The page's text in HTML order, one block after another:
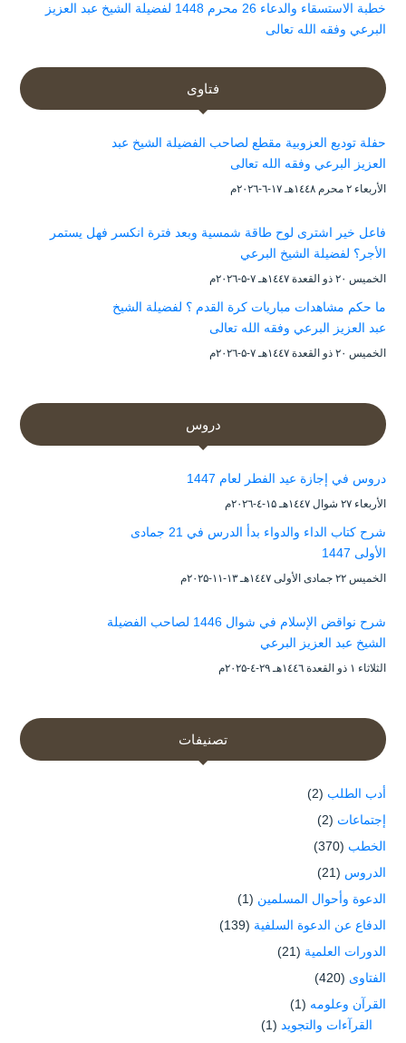
خطبة الاستسقاء والدعاء 26 محرم 1448 لفضيلة الشيخ عبد العزيز
البرعي وفقه الله تعالى
فتاوى
حفلة توديع العزوبية مقطع لصاحب الفضيلة الشيخ عبد
العزيز البرعي وفقه الله تعالى
الأربعاء ۲ محرم ۱٤٤۸هـ ۱۷-٦-۲۰۲٦م
فاعل خير اشترى لوح طاقة شمسية وبعد فترة انكسر فهل يستمر
الأجر؟ لفضيلة الشيخ البرعي
الخميس ۲۰ ذو القعدة ۱٤٤۷هـ ۷-۵-۲۰۲٦م
ما حكم مشاهدات مباريات كرة القدم ؟ لفضيلة الشيخ
عبد العزيز البرعي وفقه الله تعالى
الخميس ۲۰ ذو القعدة ۱٤٤۷هـ ۷-۵-۲۰۲٦م
دروس
دروس في إجازة عيد الفطر لعام 1447
الأربعاء ۲۷ شوال ۱٤٤۷هـ ۱۵-٤-۲۰۲٦م
شرح كتاب الداء والدواء بدأ الدرس في 21 جمادى
الأولى 1447
الخميس ۲۲ جمادى الأولى ۱٤٤۷هـ ۱۳-۱۱-۲۰۲۵م
شرح نواقض الإسلام في شوال 1446 لصاحب الفضيلة
الشيخ عبد العزيز البرعي
الثلاثاء ۱ ذو القعدة ۱٤٤٦هـ ۲۹-٤-۲۰۲۵م
تصنيفات
أدب الطلب (2)
إجتماعات (2)
الخطب (370)
الدروس (21)
الدعوة وأحوال المسلمين (1)
الدفاع عن الدعوة السلفية (139)
الدورات العلمية (21)
الفتاوى (420)
القرآن وعلومه (1)
القرآءات والتجويد (1)